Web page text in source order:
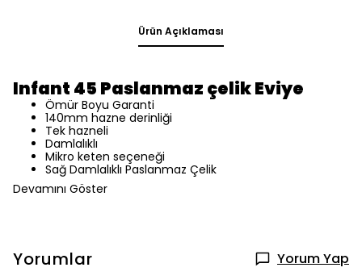
Ürün Açıklaması
Infant 45 Paslanmaz çelik Eviye
Ömür Boyu Garanti
140mm hazne derinliği
Tek hazneli
Damlalıklı
Mikro keten seçeneği
Sağ Damlalıklı Paslanmaz Çelik
Devamını Göster
Yorumlar Yorum Yap